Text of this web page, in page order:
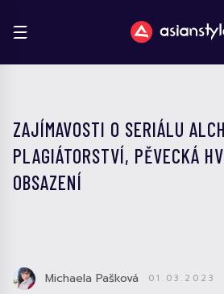
ZAJÍMAVOSTI O SERIÁLU
PLAGIÁTORSTVÍ, PĚVECKÁ
OBSAZENÍ
Michaela Pašková 01.03.2023